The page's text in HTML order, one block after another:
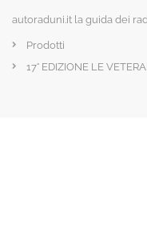
autoraduni.it la guida dei
Prodotti
17° EDIZIONE LE